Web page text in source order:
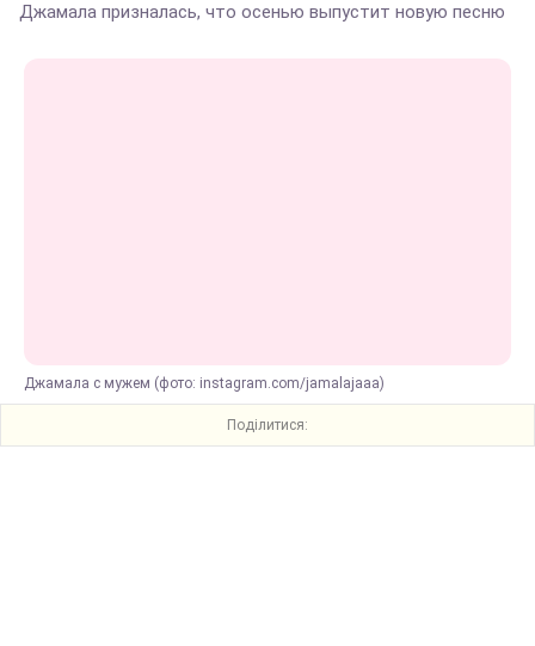
Джамала призналась, что осенью выпустит новую песню
Джамала с мужем (фото: instagram.com/jamalajaaa)
Поділитися: